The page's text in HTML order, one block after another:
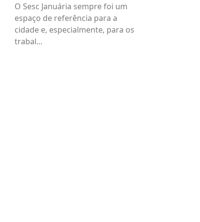
O Sesc Januária sempre foi um
espaço de referência para a
cidade e, especialmente, para os
trabal...